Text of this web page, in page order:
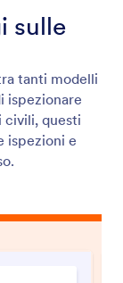
sulle
tanti modelli
ispezionare
civili, questi
ispezioni e